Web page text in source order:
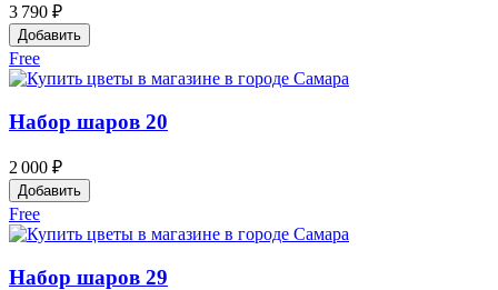
3 790 ₽
Добавить
Free
Набор шаров 20
2 000 ₽
Добавить
Free
Набор шаров 29